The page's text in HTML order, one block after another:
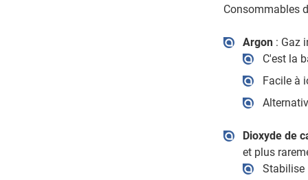
Consommables
Argon : Gaz
C'est la
Facile à
Dioxyde de
et plus
Stabilise